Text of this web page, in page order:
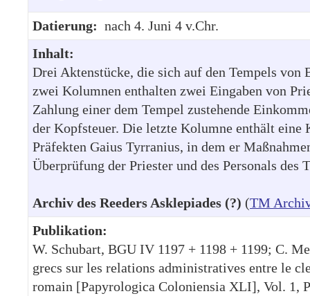
Datierung: nach 4. Juni 4 v.Chr.
Inhalt:
Drei Aktenstücke, die sich auf den Tempels von
zwei Kolumnen enthalten zwei Eingaben von
Zahlung einer dem Tempel zustehende
der Kopfsteuer. Die letzte Kolumne enthält eine
Präfekten Gaius Tyrranius, in dem er
Überprüfung der Priester und des Personals des
Archiv des Reeders Asklepiades (?) (TM
Publikation:
W. Schubart, BGU IV 1197 + 1198 + 1199; C.
grecs sur les relations administratives entre le
romain [Papyrologica Coloniensia XLI], Vol. 1,